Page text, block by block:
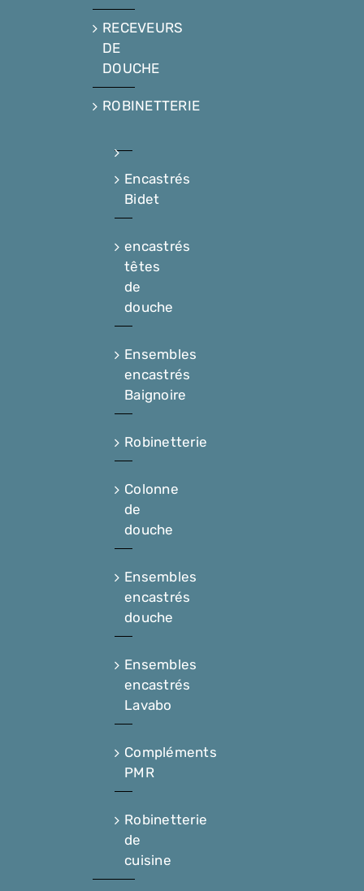
RECEVEURS
DE
DOUCHE
ROBINETTERIE
Encastrés
Bidet
encastrés
têtes
de
douche
Ensembles
encastrés
Baignoire
Robinetterie
Colonne
de
douche
Ensembles
encastrés
douche
Ensembles
encastrés
Lavabo
Compléments
PMR
Robinetterie
de
cuisine